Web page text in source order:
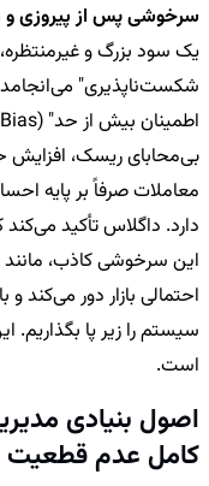
سرخوشی پس از پیروزی و
یک سود بزرگ و
شکست‌ناپذیری"
بی‌محابای ریسک،
معاملات صرفاً بر پایه
دارد. داگلاس تأکید
این سرخوشی کاذب،
احتمالی بازار دور
سیستم را زیر پا
است.
اصول بنیادی
کامل عدم قطعیت